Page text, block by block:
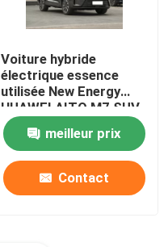
Voiture hybride
électrique essence
utilisée New Energy
HUAWEI AITO M7 SUV
1.5T
meilleur prix
Contact